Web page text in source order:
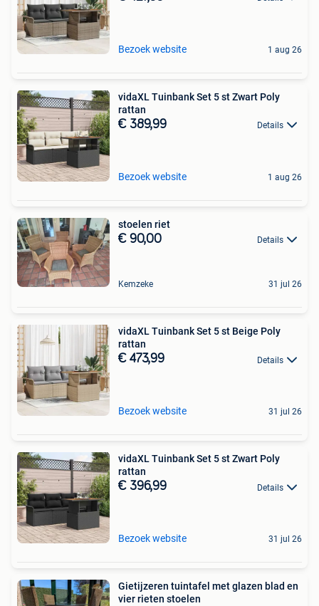
Bezoek website 1 aug 26
vidaXL Tuinbank Set 5 st Zwart Poly
rattan
€ 389,99 Details
Bezoek website 1 aug 26
stoelen riet
€ 90,00 Details
Kemzeke 31 jul 26
vidaXL Tuinbank Set 5 st Beige Poly
rattan
€ 473,99 Details
Bezoek website 31 jul 26
vidaXL Tuinbank Set 5 st Zwart Poly
rattan
€ 396,99 Details
Bezoek website 31 jul 26
Gietijzeren tuintafel met glazen blad en
vier rieten stoelen